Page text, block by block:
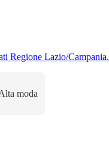
Regione Lazio/Campania.
moda